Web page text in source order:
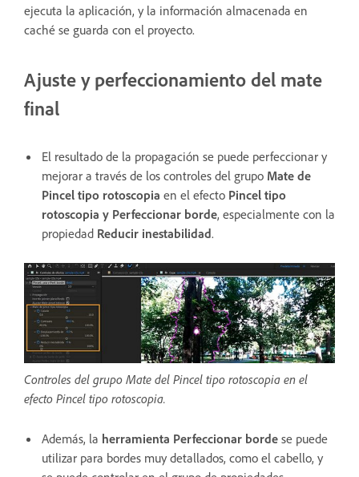
ejecuta la aplicación, y la información almacenada en
caché se guarda con el proyecto.
Ajuste y perfeccionamiento del mate
final
El resultado de la propagación se puede perfeccionar y
mejorar a través de los controles del grupo Mate de
Pincel tipo rotoscopia en el efecto Pincel tipo
rotoscopia y Perfeccionar borde, especialmente con la
propiedad Reducir inestabilidad.
Controles del grupo Mate del Pincel tipo rotoscopia en el
efecto Pincel tipo rotoscopia.
Además, la herramienta Perfeccionar borde se puede
utilizar para bordes muy detallados, como el cabello, y